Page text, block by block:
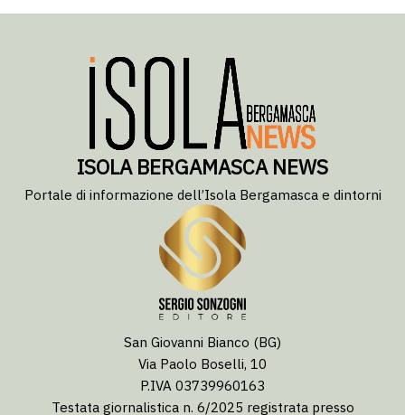
ISOLA BERGAMASCA NEWS
Portale di informazione dell’Isola Bergamasca e dintorni
San Giovanni Bianco (BG)
Via Paolo Boselli, 10
P.IVA 03739960163
Testata giornalistica n. 6/2025 registrata presso